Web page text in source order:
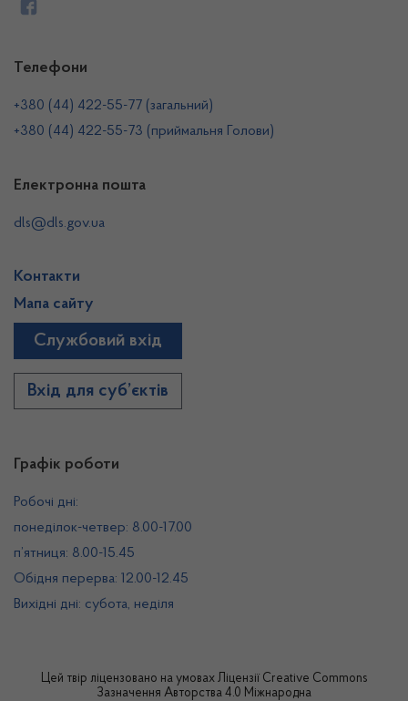
Графік роботи
Робочі дні:
понеділок-четвер: 8.00-17.00
п’ятниця: 8.00-15.45
Обідня перерва: 12.00-12.45
Вихідні дні: субота, неділя
Телефони
+380 (44) 422-55-77 (загальний)
+380 (44) 422-55-73 (приймальня Голови)
Електронна пошта
dls@dls.gov.ua
Контакти
Мапа сайту
Службовий вхід
Вхід для суб’єктів
Цей твір ліцензовано на умовах Ліцензії Creative Commons
Зазначення Авторства 4.0 Міжнародна